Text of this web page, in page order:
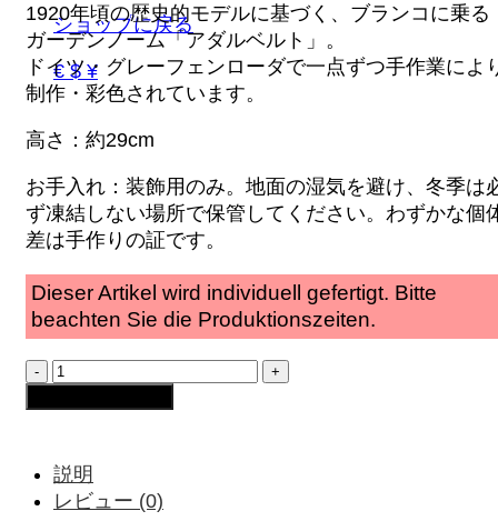
ショップに戻る
€ $ ¥
1920年頃の歴史的モデルに基づく、ブランコに乗る
ガーデンノーム「アダルベルト」。
ドイツ・グレーフェンローダで一点ずつ手作業によ
制作・彩色されています。
高さ：約29cm
お手入れ：装飾用のみ。地面の湿気を避け、冬季は
ず凍結しない場所で保管してください。わずかな個
差は手作りの証です。
Dieser Artikel wird individuell gefertigt. Bitte
beachten Sie die Produktionszeiten.
ブ
ン
に
乗
る
説明
レビュー (0)